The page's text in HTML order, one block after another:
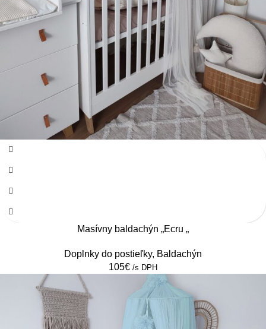
Masívny baldachýn „Ecru „
Doplnky do postieľky, Baldachýn
105€ /s DPH